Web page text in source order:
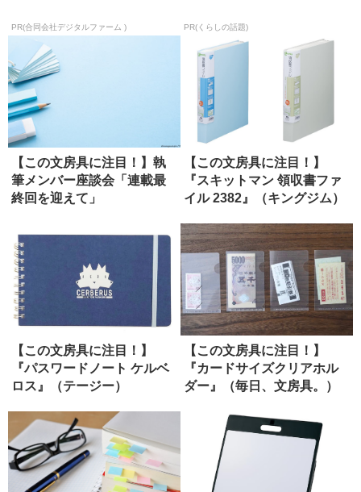
PR(合同会社デジタルファーム ) PR(くらしの話題)
【この文房具に注目！】執
筆メンバー座談会「連載最
終回を迎えて」
【この文房具に注目！】
『スキットマン 領収書ファ
イル 2382』（キングジム）
【この文房具に注目！】
『パスワードノート ケルベ
ロス』（テージー）
【この文房具に注目！】
『カードサイズクリアホル
ダー』（毎日、文房具。）